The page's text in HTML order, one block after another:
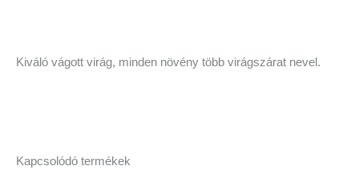
Kiváló vágott virág, minden növény több virágszárat nevel.
Kapcsolódó termékek